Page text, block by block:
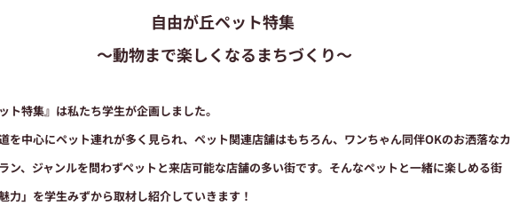
自由が丘ペット特集
〜動物まで楽しくなるまちづくり〜
ト特集』は私たち学生が企画しました。
を中心にペット連れが多く見られ、ペット関連店舗はもちろん、ワンちゃん同伴OKのお洒落なカ
ン、ジャンルを問わずペットと来店可能な店舗の多い街です。そんなペットと一緒に楽しめる街
力」を学生みずから取材し紹介していきます！